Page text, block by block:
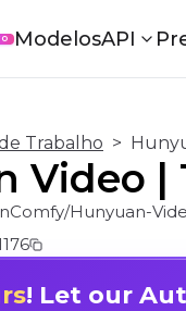
ModelosAPI
Trabalho >
Video |
Hunyuan-
! Let our